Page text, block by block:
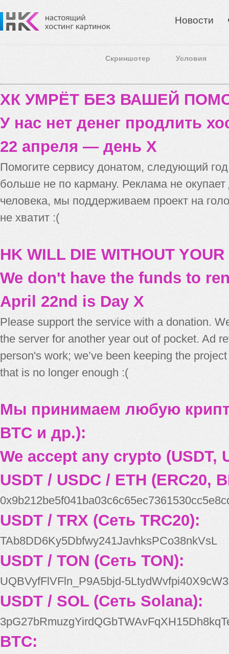
Новости
Скриншотер Условия
ХК УМРЁТ БЕЗ ВАШЕЙ
У нас нет денег продлить
22 апреля — день X
Помогите сервису донатом, следующий
больше не по карману. Реклама не
человека, мы поддерживаем проект на
не хватит :(
HK WILL DIE WITHOUT
We don't have the funds to
April 22nd is Day X
Please support the service with a donation.
the server for another year out of pocket. Ad
person's work; we’ve been keeping the
that is no longer enough :(
Мы принимаем любую
BTC и др.):
We accept any crypto (USDT,
USDT / USDC / ETH (ERC20,
USDT / TRX (Сеть TRC20):
TAb8DD6Ky5Dbfwy241JavhksPCo38nkVsL
USDT / TON (Сеть TON):
UQBVyfFlVFln_P9A5bjd-
USDT / SOL (Сеть Solana):
BTC: